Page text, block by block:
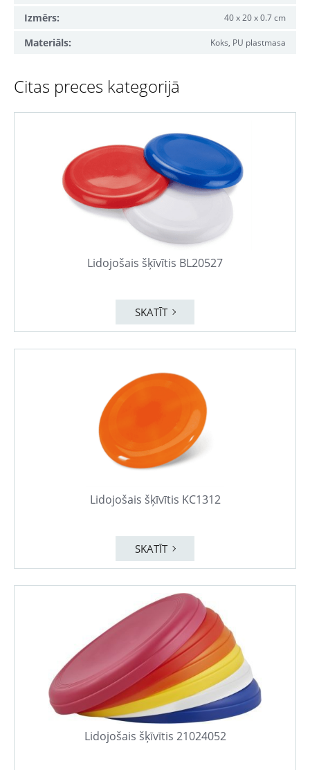
Izmērs: 40 x 20 x 0.7 cm
Materiāls: Koks, PU plastmasa
Citas preces kategorijā
Lidojošais šķīvītis BL20527
SKATĪT
Lidojošais šķīvītis KC1312
SKATĪT
Lidojošais šķīvītis 21024052